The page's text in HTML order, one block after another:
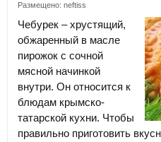
Размещено: neftiss
Чебурек – хрустящий,
обжаренный в масле
пирожок с сочной
мясной начинкой
внутри. Он относится к
блюдам крымско-
татарской кухни. Чтобы
правильно приготовить